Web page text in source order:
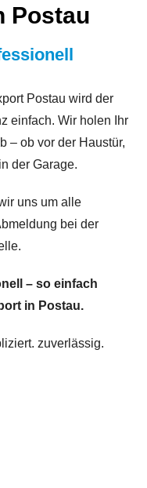
Postau
Postau wird der
einfach. Wir holen Ihr
– ob vor der Haustür,
der Garage.
uns um alle
bei der
– so einfach
in Postau.
zuverlässig.